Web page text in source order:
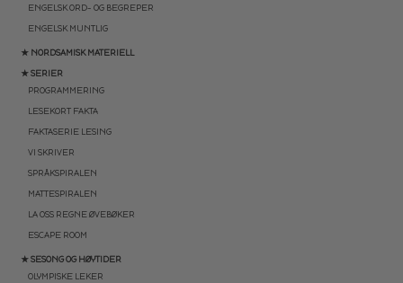
ENGELSK ORD- OG BEGREPER
ENGELSK MUNTLIG
★ NORDSAMISK MATERIELL
★ SERIER
PROGRAMMERING
LESEKORT FAKTA
FAKTASERIE LESING
VI SKRIVER
SPRÅKSPIRALEN
MATTESPIRALEN
LA OSS REGNE ØVEBØKER
ESCAPE ROOM
★ SESONG OG HØYTIDER
OLYMPISKE LEKER